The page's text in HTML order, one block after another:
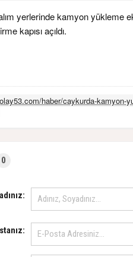
yerlerinde kamyon yükleme
kapısı açıldı.
haber/caykurda-kamyon-
0